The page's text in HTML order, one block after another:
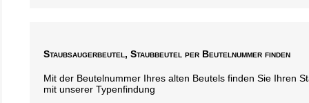
Staubsaugerbeutel, Staubbeutel per Beutelnummer finden
Mit der Beutelnummer Ihres alten Beutels finden Sie Ihren
mit unserer Typenfindung